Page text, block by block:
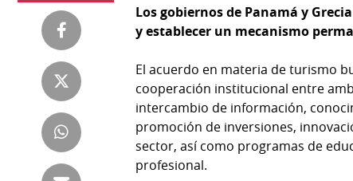
SITIOS
Metro
por
Metro
Tienda
Panamá
Tus
Mi
Diario
Ellas
Club
Prensa
Los gobiernos de Panamá y
y establecer un mecanismo
El acuerdo en materia de turismo
cooperación institucional entre
intercambio de información,
promoción de inversiones,
sector, así como programas de
profesional.